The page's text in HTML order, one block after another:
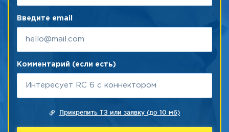
Введите email
Комментарий (если есть)
Прикрепить ТЗ или заявку (до 10 мб)